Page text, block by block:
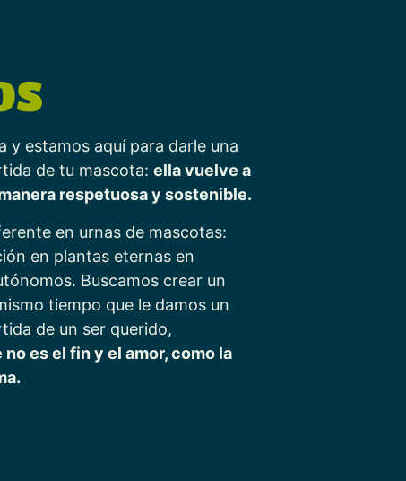
y estamos aquí para darle una
de tu mascota: ella vuelve a
respetuosa y sostenible.
en urnas de mascotas:
en plantas eternas en
Buscamos crear un
tiempo que le damos un
de un ser querido,
no es el fin y el amor, como la